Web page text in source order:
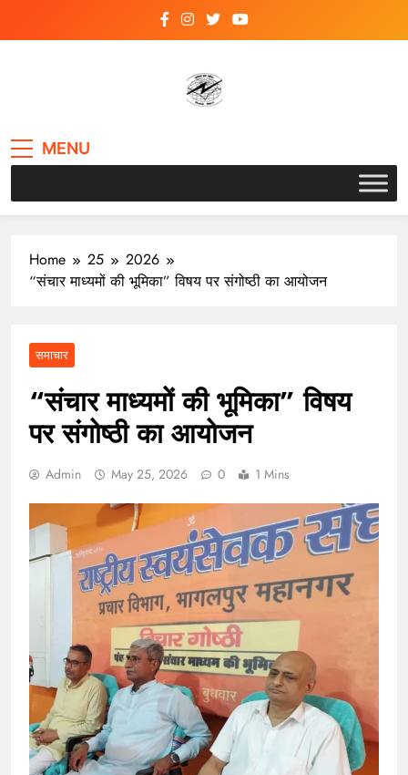
MENU
Home 25
2026
“संचार माध्यमों की भूमिका” विषय पर संगोष्ठी का आयोजन
समाचार
“संचार माध्यमों की भूमिका” विषय
पर संगोष्ठी का आयोजन
Admin May 25, 2026 0 1 Mins